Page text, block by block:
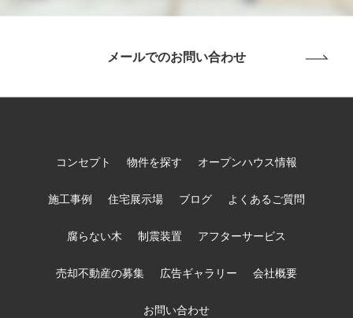
メールでのお問い合わせ
コンセプト 物件を探す オープンハウス情報
施工事例 住宅展示場 ブログ よくあるご質問
腐らない木 制震装置 アフターサービス
売却不動産の募集 広告ギャラリー 会社概要
お問い合わせ